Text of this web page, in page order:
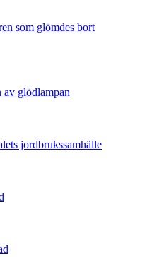
som glömdes bort
glödlampan
jordbrukssamhälle